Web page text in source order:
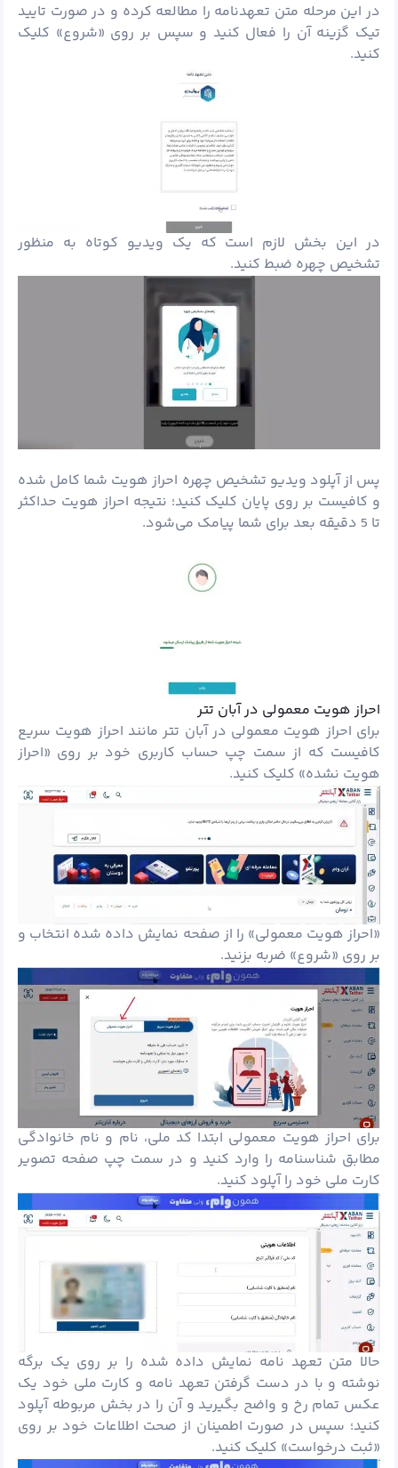
در این مرحله متن تعهدنامه را مطالعه کرده و در صورت تایید
تیک گزینه آن را فعال کنید و سپس بر روی «شروع» کلیک
کنید.
در این بخش لازم است که یک ویدیو کوتاه به منظور
تشخیص چهره ضبط کنید.
پس از آپلود ویدیو تشخیص چهره احراز هویت شما کامل شده
و کافیست بر روی پایان کلیک کنید؛ نتیجه احراز هویت حداکثر
تا 5 دقیقه بعد برای شما پیامک می‌شود.
احراز هویت معمولی در آبان تتر
برای احراز هویت معمولی در آبان تتر مانند احراز هویت سریع
کافیست که از سمت چپ حساب کاربری خود بر روی «احراز
هویت نشده» کلیک کنید.
«احراز هویت معمولی» را از صفحه نمایش داده شده انتخاب و
بر روی «شروع» ضربه بزنید.
برای احراز هویت معمولی ابتدا کد ملی، نام و نام خانوادگی
مطابق شناسنامه را وارد کنید و در سمت چپ صفحه تصویر
کارت ملی خود را آپلود کنید.
حالا متن تعهد نامه نمایش داده شده را بر روی یک برگه
نوشته و با در دست گرفتن تعهد نامه و کارت ملی خود یک
عکس تمام رخ و واضح بگیرید و آن را در بخش مربوطه آپلود
کنید؛ سپس در صورت اطمینان از صحت اطلاعات خود بر روی
«ثبت درخواست» کلیک کنید.